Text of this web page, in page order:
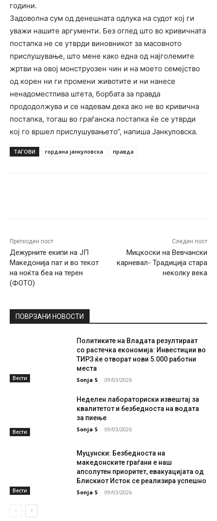
години.
Задоволна сум од денешната одлука на судот кој ги
уважи нашите аргументи. Без оглед што во кривичната
постапка не се утврди виновникот за масовното
прислушување, што мене како една од најголемите
жртви на овој монструозен чин и на моето семејство
од корен ни ги промени животите и ни нанесе
ненадоместлива штета, борбата за правда
прододолжува и се надевам дека ако не во кривична
постапка, тогаш во граѓанска постапка ќе се утврди
кој го вршел прислушувањето“, напиша Јанкуловска.
ТАГОВИ гордана јанкуловска правда
Претходен пост
Дежурните екипи на ЈП
Македонија пат и во текот
на ноќта беа на терен
(ФОТО)
Следен пост
Мицкоски на Вевчански
карневал- Традиција стара
неколку века
ПОВРЗАНИ НОВОСТИ
Вести
Политиките на Владата резултираат
со растечка економија: Инвестиции во
ТИРЗ ќе отворат нови 5.000 работни
места
Sonja S - 09/03/2026
Вести
Неделен лабораториски извештај за
квалитетот и безбедноста на водата
за пиење
Sonja S - 09/03/2026
Вести
Муцунски: Безбедноста на
македонските граѓани е наш
апсолутен приоритет, евакуацијата од
Блискиот Исток се реализира успешно
Sonja S - 09/03/2026